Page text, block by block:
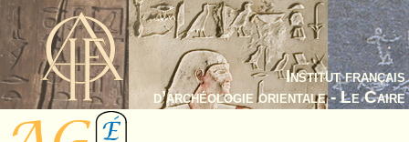
Institut français
d’archéologie orientale - Le Caire